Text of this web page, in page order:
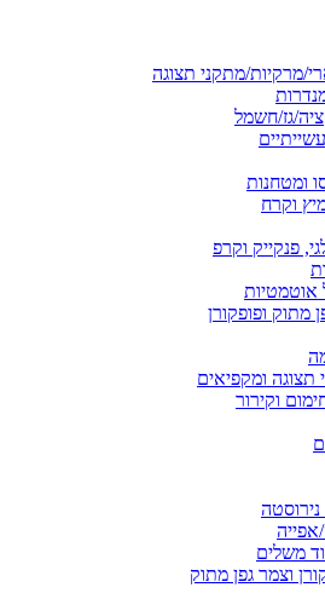
מרקיות/מתקני תצוגה
גז/חשמל
ומטחנות
וקרח
פנקייק וקרפ
אוטמטיות
מתוק ופופקורן
תצוגה ומקפיאים
וקירור
נירוסטה
אפייה
משלים
וצמר גפן מתוק